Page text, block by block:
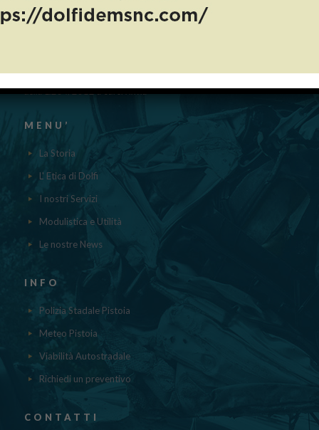
PUBBLICAZIONE AIUTI DI STATO
contenuti nel registro nazionale degli aiuti di Stato di cui all’ ART.52
della L.234/2012 a cui si rinvia“
MENU’
La Storia
L' Etica di Dolfi
I nostri Servizi
Modulistica e Utilità
Le nostre News
INFO
Polizia Stadale Pistoia
Meteo Pistoia
Viabilità Autostradale
Richiedi un preventivo
CONTATTI